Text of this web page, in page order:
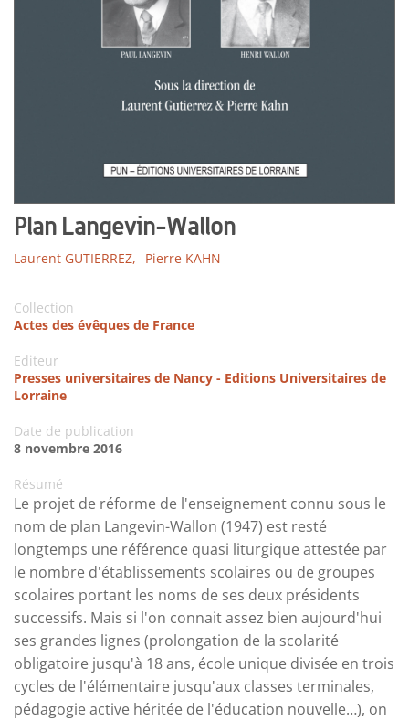
Plan Langevin-Wallon
Laurent GUTIERREZ, Pierre KAHN
Collection
Actes des évêques de France
Editeur
Presses universitaires de Nancy - Editions Universitaires de
Lorraine
Date de publication
8 novembre 2016
Résumé
Le projet de réforme de l'enseignement connu sous le
nom de plan Langevin-Wallon (1947) est resté
longtemps une référence quasi liturgique attestée par
le nombre d'établissements scolaires ou de groupes
scolaires portant les noms de ses deux présidents
successifs. Mais si l'on connait assez bien aujourd'hui
ses grandes lignes (prolongation de la scolarité
obligatoire jusqu'à 18 ans, école unique divisée en trois
cycles de l'élémentaire jusqu'aux classes terminales,
pédagogie active héritée de l'éducation nouvelle…), on